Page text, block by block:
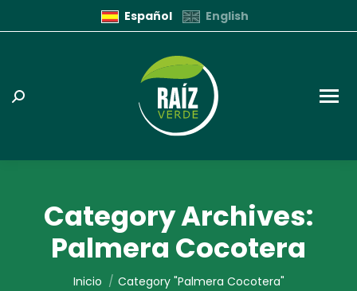
Español English
Buscar:
Category Archives:
Palmera Cocotera
Estás aquí:
Inicio Category "Palmera Cocotera"